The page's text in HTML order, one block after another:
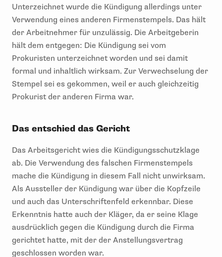
Unterzeichnet wurde die Kündigung allerdings unter
Verwendung eines anderen Firmenstempels. Das hält
der Arbeitnehmer für unzulässig. Die Arbeitgeberin
hält dem entgegen: Die Kündigung sei vom
Prokuristen unterzeichnet worden und sei damit
formal und inhaltlich wirksam. Zur Verwechselung der
Stempel sei es gekommen, weil er auch gleichzeitig
Prokurist der anderen Firma war.
Das entschied das Gericht
Das Arbeitsgericht wies die Kündigungsschutzklage
ab. Die Verwendung des falschen Firmenstempels
mache die Kündigung in diesem Fall nicht unwirksam.
Als Aussteller der Kündigung war über die Kopfzeile
und auch das Unterschriftenfeld erkennbar. Diese
Erkenntnis hatte auch der Kläger, da er seine Klage
ausdrücklich gegen die Kündigung durch die Firma
gerichtet hatte, mit der der Anstellungsvertrag
geschlossen worden war.